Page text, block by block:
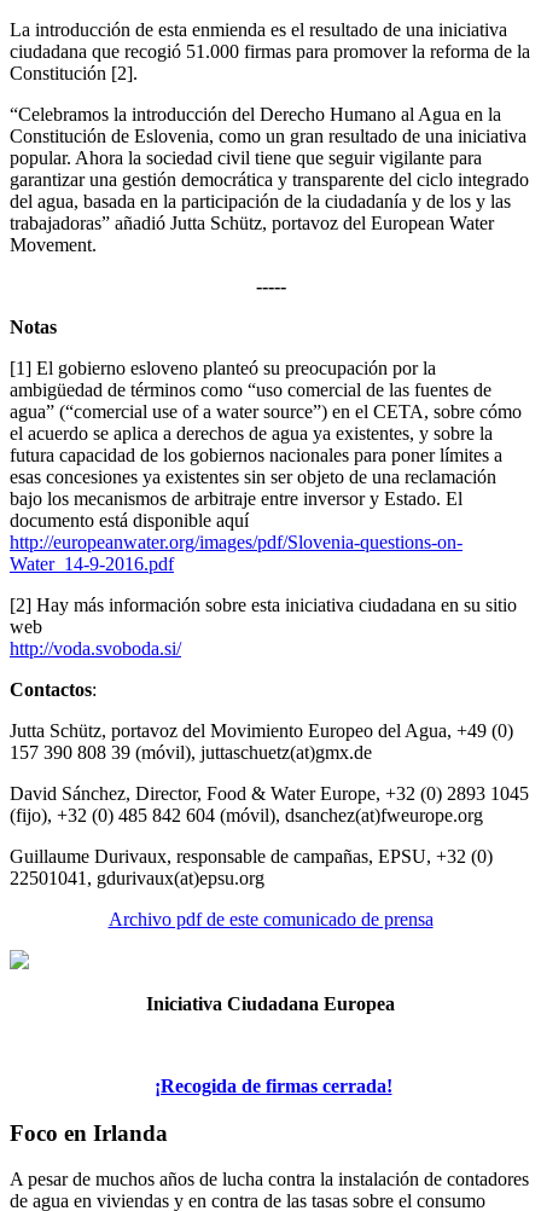
La introducción de esta enmienda es el resultado de una iniciativa
ciudadana que recogió 51.000 firmas para promover la reforma de la
Constitución [2].
“Celebramos la introducción del Derecho Humano al Agua en la
Constitución de Eslovenia, como un gran resultado de una iniciativa
popular. Ahora la sociedad civil tiene que seguir vigilante para
garantizar una gestión democrática y transparente del ciclo integrado
del agua, basada en la participación de la ciudadanía y de los y las
trabajadoras” añadió Jutta Schütz, portavoz del European Water
Movement.
-----
Notas
[1] El gobierno esloveno planteó su preocupación por la
ambigüedad de términos como “uso comercial de las fuentes de
agua” (“comercial use of a water source”) en el CETA, sobre cómo
el acuerdo se aplica a derechos de agua ya existentes, y sobre la
futura capacidad de los gobiernos nacionales para poner límites a
esas concesiones ya existentes sin ser objeto de una reclamación
bajo los mecanismos de arbitraje entre inversor y Estado. El
documento está disponible aquí
http://europeanwater.org/images/pdf/Slovenia-questions-on-
Water_14-9-2016.pdf
[2] Hay más información sobre esta iniciativa ciudadana en su sitio
web
http://voda.svoboda.si/
Contactos:
Jutta Schütz, portavoz del Movimiento Europeo del Agua, +49 (0)
157 390 808 39 (móvil), juttaschuetz(at)gmx.de
David Sánchez, Director, Food & Water Europe, +32 (0) 2893 1045
(fijo), +32 (0) 485 842 604 (móvil), dsanchez(at)fweurope.org
Guillaume Durivaux, responsable de campañas, EPSU, +32 (0)
22501041, gdurivaux(at)epsu.org
Archivo pdf de este comunicado de prensa
Iniciativa Ciudadana Europea
¡Recogida de firmas cerrada!
Foco en Irlanda
A pesar de muchos años de lucha contra la instalación de contadores
de agua en viviendas y en contra de las tasas sobre el consumo